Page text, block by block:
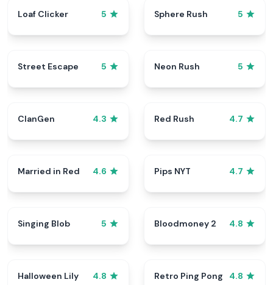
Loaf Clicker 5 Sphere Rush 5
Street Escape 5 Neon Rush 5
ClanGen 4.3 Red Rush 4.7
Married in Red 4.6 Pips NYT 4.7
Singing Blob 5 Bloodmoney 2 4.8
Halloween Lily 4.8 Retro Ping Pong 4.8